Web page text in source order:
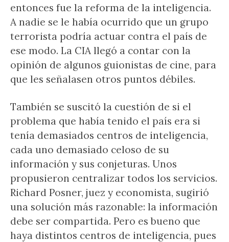
entonces fue la reforma de la inteligencia.
A nadie se le había ocurrido que un grupo
terrorista podría actuar contra el país de
ese modo. La CIA llegó a contar con la
opinión de algunos guionistas de cine, para
que les señalasen otros puntos débiles.
También se suscitó la cuestión de si el
problema que había tenido el país era si
tenía demasiados centros de inteligencia,
cada uno demasiado celoso de su
información y sus conjeturas. Unos
propusieron centralizar todos los servicios.
Richard Posner, juez y economista, sugirió
una solución más razonable: la información
debe ser compartida. Pero es bueno que
haya distintos centros de inteligencia, pues